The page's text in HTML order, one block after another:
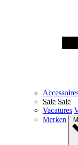
Sale Sale
Vacatures
Merken